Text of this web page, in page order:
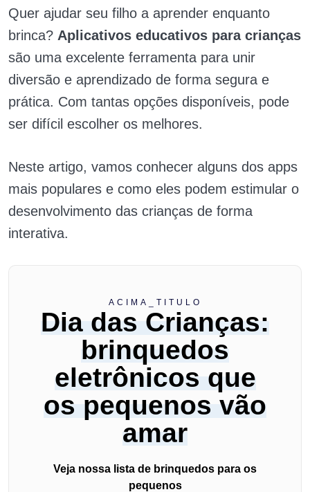
Quer ajudar seu filho a aprender enquanto
brinca? Aplicativos educativos para crianças
são uma excelente ferramenta para unir
diversão e aprendizado de forma segura e
prática. Com tantas opções disponíveis, pode
ser difícil escolher os melhores.
Neste artigo, vamos conhecer alguns dos apps
mais populares e como eles podem estimular o
desenvolvimento das crianças de forma
interativa.
ACIMA_TITULO
Dia das Crianças:
brinquedos
eletrônicos que
os pequenos vão
amar
Veja nossa lista de brinquedos para os
pequenos